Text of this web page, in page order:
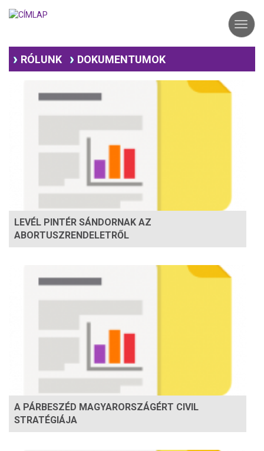
RÓLUNK DOKUMENTUMOK
LEVÉL PINTÉR SÁNDORNAK AZ
ABORTUSZRENDELETRŐL
A PÁRBESZÉD MAGYARORSZÁGÉRT CIVIL
STRATÉGIÁJA